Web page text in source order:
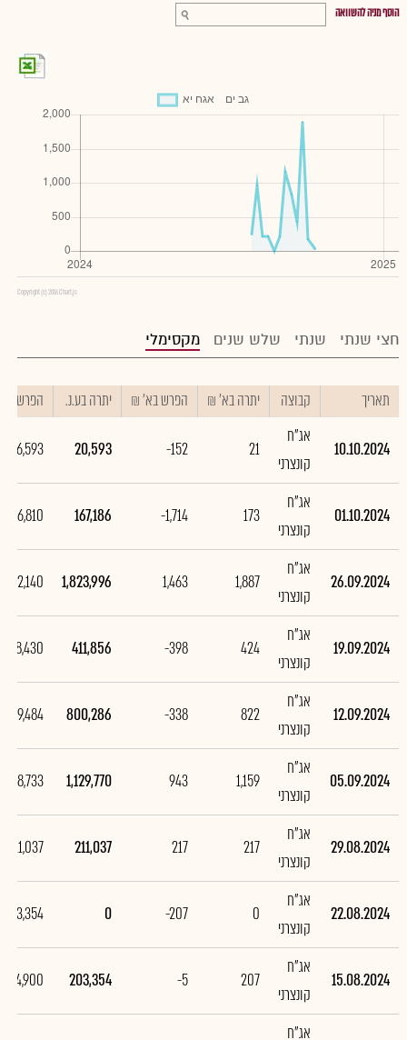
הוסף מניה להשוואה
Copyright (c) 2016 Chart.js
חצי שנתי שנתי שלש שנים מקסימלי
תאריך קבוצה יתרה בא' ₪ הפרש בא' ₪ יתרה בע.נ. הפרש
10.10.2024
אג"ח
קונצרני
21
-152
20,593
-146,593
01.10.2024
אג"ח
קונצרני
173
-1,714
167,186
26.09.2024
אג"ח
קונצרני
1,887
1,463
1,823,996
1,412,140
19.09.2024
אג"ח
קונצרני
424
-398
411,856
12.09.2024
אג"ח
קונצרני
822
-338
800,286
-329,484
05.09.2024
אג"ח
קונצרני
1,159
943
1,129,770
918,733
29.08.2024
אג"ח
קונצרני
217
217
211,037
211,037
22.08.2024
אג"ח
קונצרני
0
-207
0
-203,354
15.08.2024
אג"ח
קונצרני
207
-5
203,354
-4,900
אג"ח